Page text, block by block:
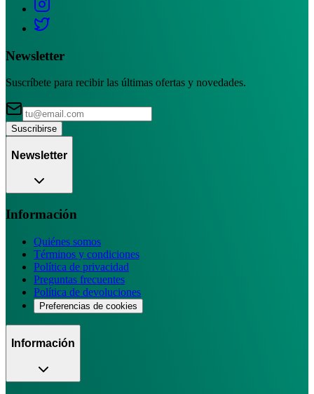
Newsletter
Suscríbete para recibir las últimas ofertas y novedades.
Suscribirse
Newsletter
Información
Quiénes somos
Términos y condiciones
Política de privacidad
Preguntas frecuentes
Política de devoluciones
Preferencias de cookies
Información